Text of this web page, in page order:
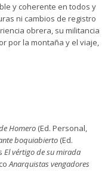
y coherente en todos y
ni cambios de registro
obrera, su militancia
por la montaña y el viaje,
Homero (Ed. Personal,
boquiabierto (Ed.
El vértigo de su mirada
Anarquistas vengadores